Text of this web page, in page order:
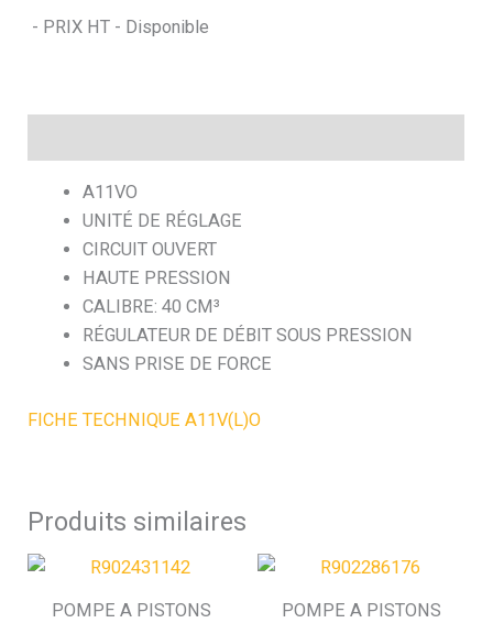
e
- PRIX HT - Disponible
A11VO
UNITÉ DE RÉGLAGE
CIRCUIT OUVERT
HAUTE PRESSION
CALIBRE: 40 CM³
RÉGULATEUR DE DÉBIT SOUS PRESSION
SANS PRISE DE FORCE
FICHE TECHNIQUE A11V(L)O
Produits similaires
POMPE A PISTONS
POMPE A PISTONS